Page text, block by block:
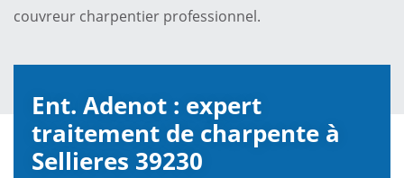
couvreur charpentier professionnel.
Ent. Adenot : expert
traitement de charpente à
Sellieres 39230